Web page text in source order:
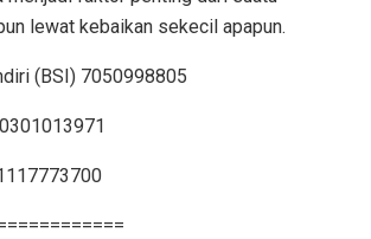
lewat kebaikan sekecil apapun.
(BSI) 7050998805